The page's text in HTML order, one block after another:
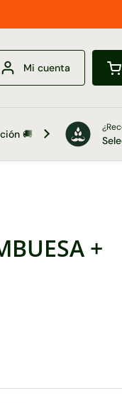
Mi cuenta
🚚 Contacto 📞
+